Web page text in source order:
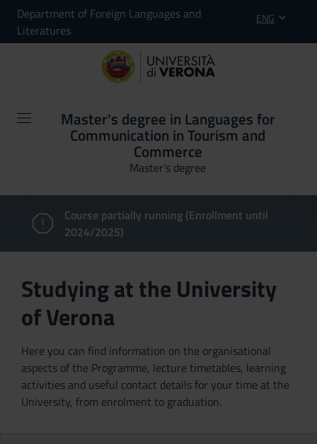
Department of Foreign Languages and
Literatures
ENG
Master's degree in Languages for
Communication in Tourism and
Commerce
Master’s degree
Course partially running (Enrollment until
2024/2025)
Studying at the University
of Verona
Here you can find information on the organisational
aspects of the Programme, lecture timetables, learning
activities and useful contact details for your time at the
University, from enrolment to graduation.